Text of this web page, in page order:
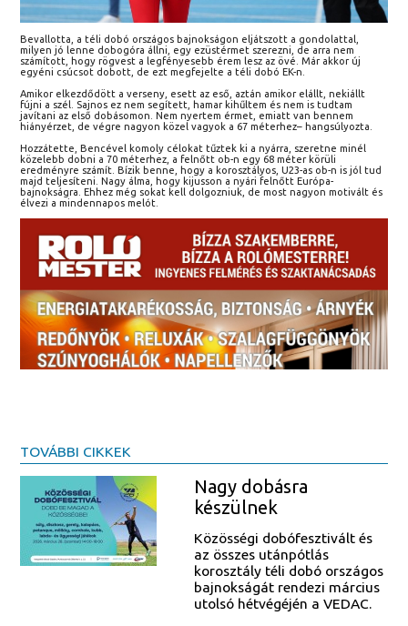
Bevallotta, a téli dobó országos bajnokságon eljátszott a gondolattal,
milyen jó lenne dobogóra állni, egy ezüstérmet szerezni, de arra nem
számított, hogy rögvest a legfényesebb érem lesz az övé. Már akkor új
egyéni csúcsot dobott, de ezt megfejelte a téli dobó EK-n.
Amikor elkezdődött a verseny, esett az eső, aztán amikor elállt, nekiállt
fújni a szél. Sajnos ez nem segített, hamar kihűltem és nem is tudtam
javítani az első dobásomon. Nem nyertem érmet, emiatt van bennem
hiányérzet, de végre nagyon közel vagyok a 67 méterhez– hangsúlyozta.
Hozzátette, Bencével komoly célokat tűztek ki a nyárra, szeretne minél
közelebb dobni a 70 méterhez, a felnőtt ob-n egy 68 méter körüli
eredményre számít. Bízik benne, hogy a korosztályos, U23-as ob-n is jól tud
majd teljesíteni. Nagy álma, hogy kijusson a nyári felnőtt Európa-
bajnokságra. Ehhez még sokat kell dolgozniuk, de most nagyon motivált és
élvezi a mindennapos melót.
TOVÁBBI CIKKEK
Nagy dobásra
készülnek
Közösségi dobófesztivált és
az összes utánpótlás
korosztály téli dobó országos
bajnokságát rendezi március
utolsó hétvégéjén a VEDAC.